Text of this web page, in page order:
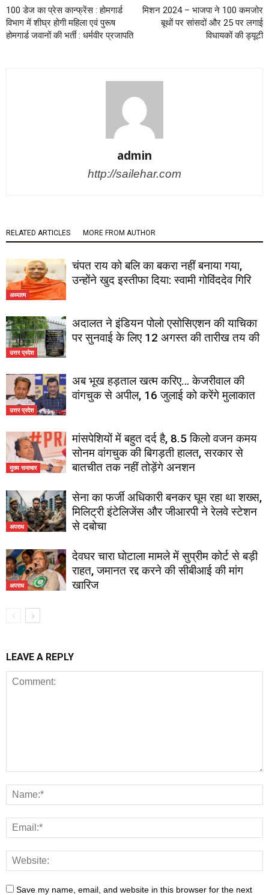
100 डेज का प्रेस कान्फ्रेंस : होमगार्ड
विभाग में शीघ्र होगी महिला एवं पुरूष
होमगार्ड जवानों की भर्ती : धर्मवीर प्रजापति
मिशन 2024 – भाजपा ने 100 कमजोर
बूथों पर सांसदों और 25 पर लगाई
विधायकों की ड्यूटी
admin
http://sailehar.com
RELATED ARTICLES MORE FROM AUTHOR
अध्यात्म
चंपत राय को बलि का बकरा नहीं बनाया गया,
उन्होंने खुद इस्तीफा दिया: स्वामी गोविंददेव गिरि
उत्तर प्रदेश
अदालत ने इंडियन पोलो एसोसिएशन की याचिका
पर सुनवाई के लिए 12 अगस्त की तारीख तय की
उत्तर प्रदेश
अब भूख हड़ताल खत्म करिए… केजरीवाल की
वांगचुक से अपील, 16 जुलाई को करेंगे मुलाकात
मुख्य समाचार
मांसपेशियों में बहुत दर्द है, 8.5 किलो वजन कमय
सोनम वांगचुक की बिगड़ती हालत, सरकार से
बातचीत तक नहीं तोड़ेंगे अनशन
अपराध
सेना का फर्जी अधिकारी बनकर घूम रहा था शख्स,
मिलिट्री इंटेलिजेंस और जीआरपी ने रेलवे स्टेशन
से दबोचा
अपराध
देवघर चारा घोटाला मामले में सुप्रीम कोर्ट से बड़ी
राहत, जमानत रद्द करने की सीबीआई की मांग
खारिज
LEAVE A REPLY
Save my name, email, and website in this browser for the next